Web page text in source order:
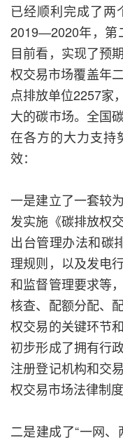
已经顺利完成了两
2019—2020年，第
目前看，实现了预
权交易市场覆盖年
点排放单位2257家
大的碳市场。全国
在各方的大力支持
效：
一是建立了一套较
发实施《碳排放权
出台管理办法和碳
理规则，以及发电
和监督管理要求等
核查、配额分配、
权交易的关键环节
初步形成了拥有行
注册登记机构和交
权交易市场法律制
二是建成了“一网